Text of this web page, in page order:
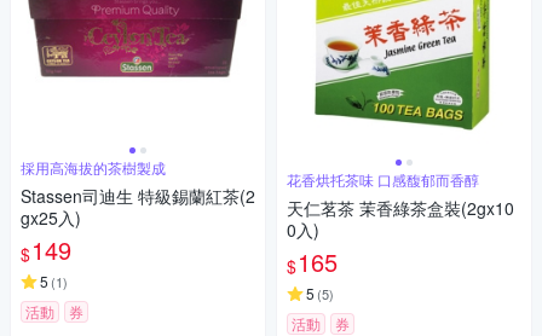
採用高海拔的茶樹製成
Stassen司迪生 特級錫蘭紅茶(2
gx25入)
$149
5 (1)
活動 券
花香烘托茶味 口感馥郁而香醇
天仁茗茶 茉香綠茶盒裝(2gx10
0入)
$165
5 (5)
活動 券